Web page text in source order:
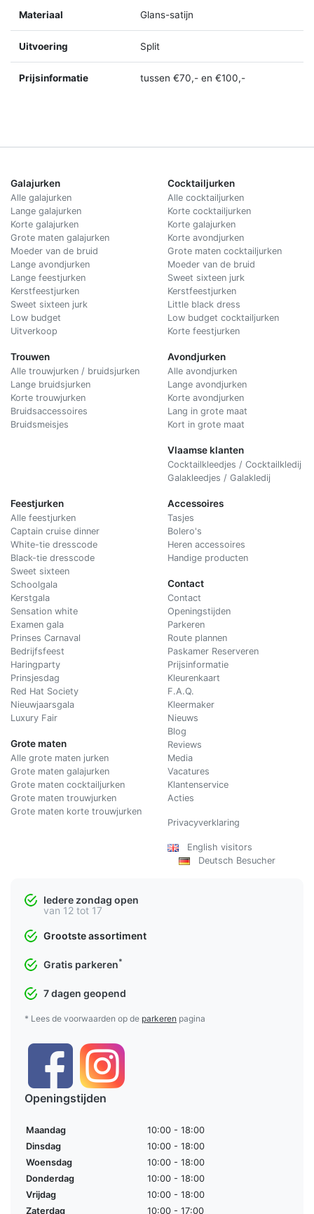
Materiaal Glans-satijn
Uitvoering Split
Prijsinformatie tussen €70,- en €100,-
Galajurken
Alle galajurken
Lange galajurken
Korte galajurken
Grote maten galajurken
Moeder van de bruid
Lange avondjurken
Lange feestjurken
Kerstfeestjurken
Sweet sixteen jurk
Low budget
Uitverkoop
Trouwen
Alle trouwjurken / bruidsjurken
Lange bruidsjurken
Korte trouwjurken
Bruidsaccessoires
Bruidsmeisjes
Cocktailjurken
Alle cocktailjurken
Korte cocktailjurken
Korte galajurken
Korte avondjurken
Grote maten cocktailjurken
Moeder van de bruid
Sweet sixteen jurk
Kerstfeestjurken
Little black dress
Low budget cocktailjurken
Korte feestjurken
Avondjurken
Alle avondjurken
Lange avondjurken
Korte avondjurken
Lang in grote maat
Kort in grote maat
Vlaamse klanten
Cocktailkleedjes / Cocktailkledij
Galakleedjes / Galakledij
Feestjurken
Alle feestjurken
Captain cruise dinner
White-tie dresscode
Black-tie dresscode
Sweet sixteen
Schoolgala
Kerstgala
Sensation white
Examen gala
Prinses Carnaval
Bedrijfsfeest
Haringparty
Prinsjesdag
Red Hat Society
Nieuwjaarsgala
Luxury Fair
Grote maten
Alle grote maten jurken
Grote maten galajurken
Grote maten cocktailjurken
Grote maten trouwjurken
Grote maten korte trouwjurken
Accessoires
Tasjes
Bolero's
Heren accessoires
Handige producten
Contact
Contact
Openingstijden
Parkeren
Route plannen
Paskamer Reserveren
Prijsinformatie
Kleurenkaart
F.A.Q.
Kleermaker
Nieuws
Blog
Reviews
Media
Vacatures
Klantenservice
Acties
Privacyverklaring
English visitors
Deutsch Besucher
Iedere zondag open
van 12 tot 17
Grootste assortiment
Gratis parkeren*
7 dagen geopend
* Lees de voorwaarden op de parkeren pagina
Openingstijden
Maandag
10:00 - 18:00
Dinsdag
10:00 - 18:00
Woensdag
10:00 - 18:00
Donderdag
10:00 - 18:00
Vrijdag
10:00 - 18:00
Zaterdag
10:00 - 17:00